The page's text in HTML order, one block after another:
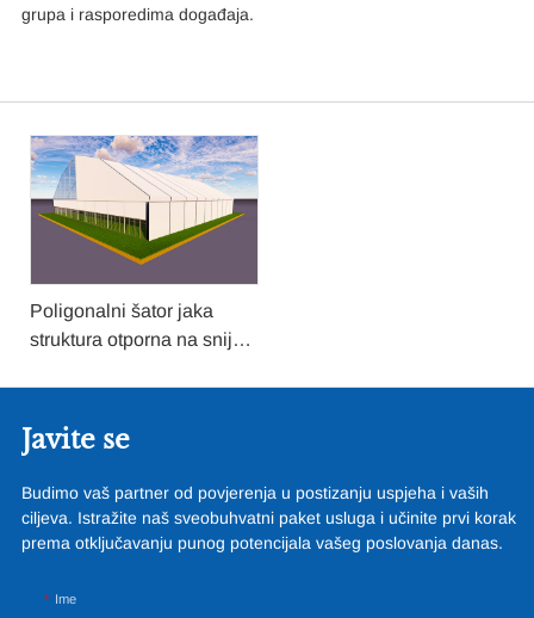
grupa i rasporedima događaja.
Poligonalni šator jaka
struktura otporna na snijeg
dvorana za komercijalna
događanja na otvorenom
Javite se
Budimo vaš partner od povjerenja u postizanju uspjeha i vaših
ciljeva. Istražite naš sveobuhvatni paket usluga i učinite prvi korak
prema otključavanju punog potencijala vašeg poslovanja danas.
Ime